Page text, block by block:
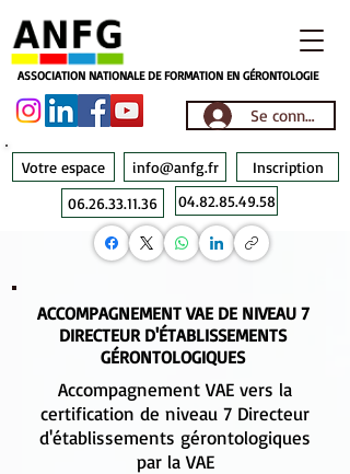
ASSOCIATION NATIONALE DE FORMATION EN GÉRONTOLOGIE
Se connecter
Votre espace info@anfg.fr
Inscription
06.26.33.11.36
04.82.85.49.58
ACCOMPAGNEMENT VAE DE NIVEAU 7
DIRECTEUR D'ÉTABLISSEMENTS
GÉRONTOLOGIQUES
Accompagnement VAE vers la
certification de niveau 7 Directeur
d'établissements gérontologiques
par la VAE